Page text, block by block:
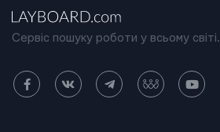
Сервіс пошуку роботи у всьому світі.